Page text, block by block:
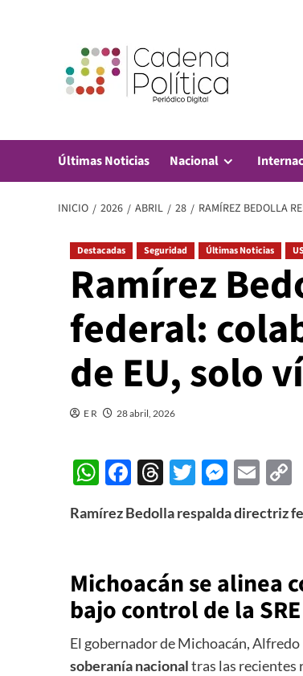
Últimas Noticias Nacional
INICIO 2026 ABRIL 28 RAMÍREZ BEDOLLA
Destacadas Seguridad Últimas Noticias
Ramírez
federal:
de EU, solo
E R 28 abril, 2026
WhatsApp
Facebook
Threads
Twitter
Ramírez Bedolla respalda directriz
Michoacán se alinea
bajo control de la SRE
El gobernador de Michoacán,
soberanía nacionaltras las recientes